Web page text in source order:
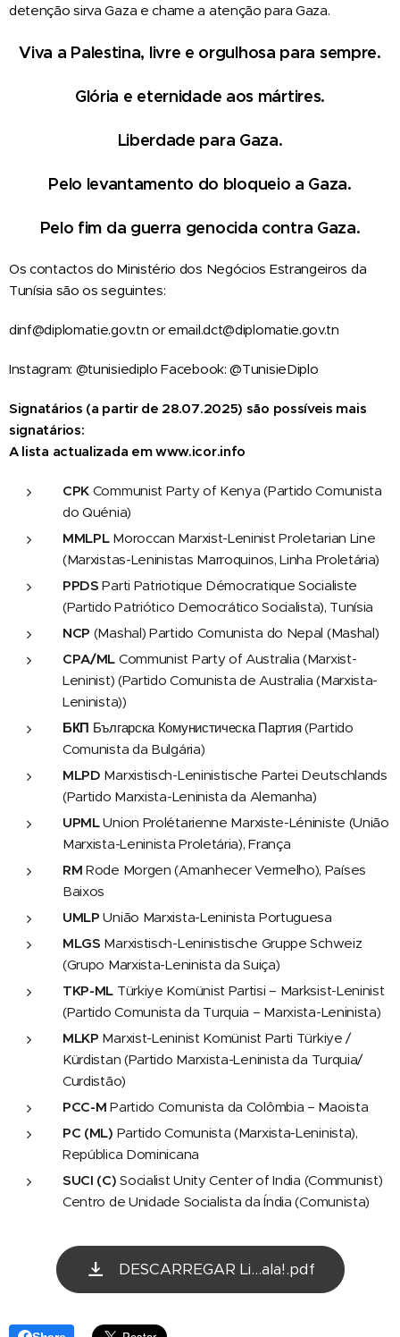
detenção sirva Gaza e chame a atenção para Gaza.
Viva a Palestina, livre e orgulhosa para sempre.
Glória e eternidade aos mártires.
Liberdade para Gaza.
Pelo levantamento do bloqueio a Gaza.
Pelo fim da guerra genocida contra Gaza.
Os contactos do Ministério dos Negócios Estrangeiros da
Tunísia são os seguintes:
dinf@diplomatie.gov.tn or email.dct@diplomatie.gov.tn
Instagram: @tunisiediplo Facebook: @TunisieDiplo
Signatários (a partir de 28.07.2025) são possíveis mais
signatários:
A lista actualizada em www.icor.info
CPK Communist Party of Kenya (Partido Comunista
do Quénia)
MMLPLMoroccan Marxist-Leninist Proletarian Line
(Marxistas-Leninistas Marroquinos, Linha Proletária)
PPDS Parti Patriotique Démocratique Socialiste
(Partido Patriótico Democrático Socialista), Tunísia
NCP (Mashal) Partido Comunista do Nepal (Mashal)
CPA/ML Communist Party of Australia (Marxist-
Leninist) (Partido Comunista de Australia (Marxista-
Leninista))
БКП Българска Комунистическа Партия (Partido
Comunista da Bulgária)
MLPD Marxistisch-Leninistische Partei Deutschlands
(Partido Marxista-Leninista da Alemanha)
UPMLUnion Prolétarienne Marxiste-Léniniste (União
Marxista-Leninista Proletária), França
RM Rode Morgen (Amanhecer Vermelho), Países
Baixos
UMLPUnião Marxista-Leninista Portuguesa
MLGS Marxistisch-Leninistische Gruppe Schweiz
(Grupo Marxista-Leninista da Suiça)
TKP-ML Türkiye Komünist Partisi – Marksist-Leninist
(Partido Comunista da Turquia – Marxista-Leninista)
MLKP Marxist-Leninist Komünist Parti Türkiye /
Kürdistan (Partido Marxista-Leninista da Turquia/
Curdistão)
PCC-M Partido Comunista da Colômbia – Maoista
PC (ML) Partido Comunista (Marxista-Leninista),
República Dominicana
SUCI (C) Socialist Unity Center of India (Communist)
Centro de Unidade Socialista da Índia (Comunista)
DESCARREGAR Li...ala!.pdf